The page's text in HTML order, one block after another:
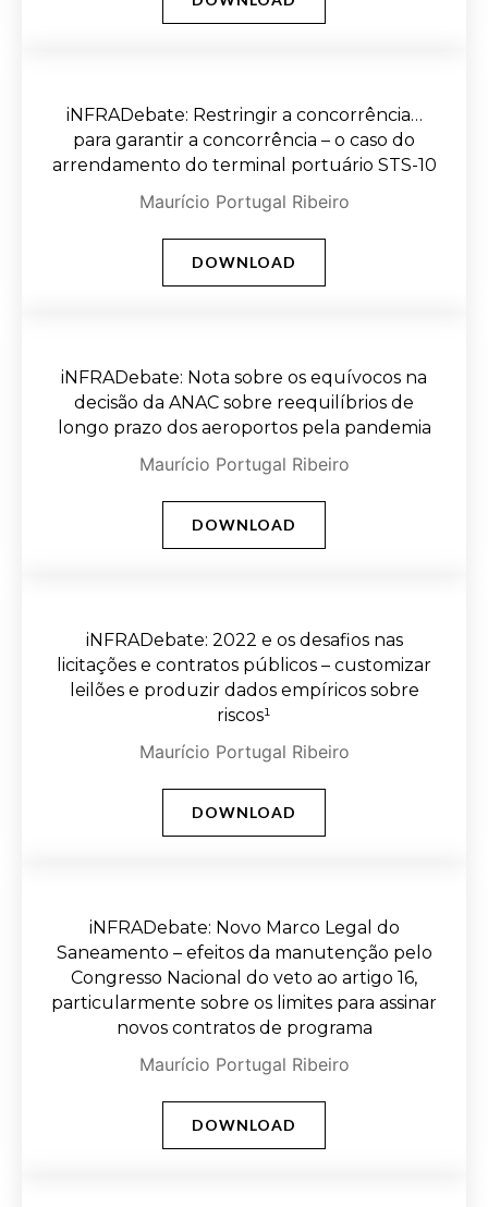
iNFRADebate: Restringir a concorrência…
para garantir a concorrência – o caso do
arrendamento do terminal portuário STS-10
Maurício Portugal Ribeiro
DOWNLOAD
iNFRADebate: Nota sobre os equívocos na
decisão da ANAC sobre reequilíbrios de
longo prazo dos aeroportos pela pandemia
Maurício Portugal Ribeiro
DOWNLOAD
iNFRADebate: 2022 e os desafios nas
licitações e contratos públicos – customizar
leilões e produzir dados empíricos sobre
riscos¹
Maurício Portugal Ribeiro
DOWNLOAD
iNFRADebate: Novo Marco Legal do
Saneamento – efeitos da manutenção pelo
Congresso Nacional do veto ao artigo 16,
particularmente sobre os limites para assinar
novos contratos de programa
Maurício Portugal Ribeiro
DOWNLOAD